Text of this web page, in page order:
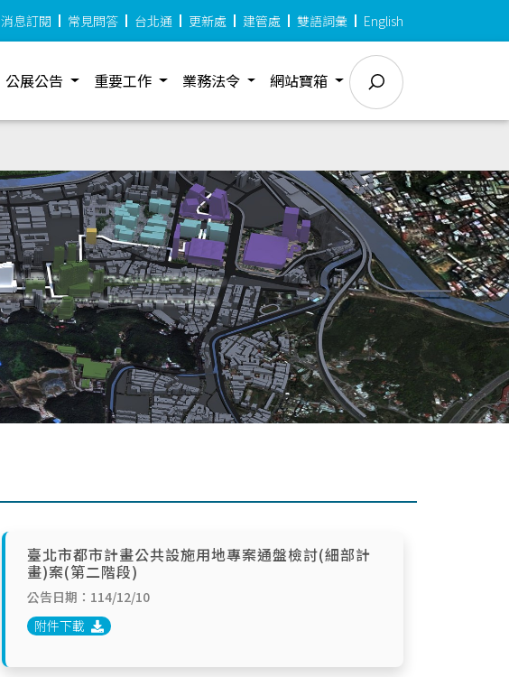
消息訂閱 常見問答 台北通 更新處 建管處 雙語詞彙 English
公展公告 重要工作 業務法令 網站寶箱
臺北市都市計畫公共設施用地專案通盤檢討(細部計
畫)案(第二階段)
公告日期：114/12/10
附件下載